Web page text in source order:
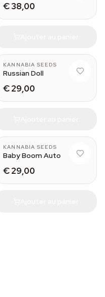
€ 38,00
KANNABIA SEEDS
Russian Doll
€ 29,00
KANNABIA SEEDS
Baby Boom Auto
€ 29,00